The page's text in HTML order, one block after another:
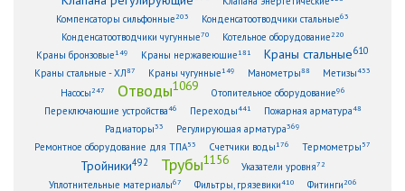
Компенсаторы сильфонные 203 Конденсатоотводчики стальные63
Конденсатоотводчики чугунные70 Котельное оборудование 220
Краны бронзовые149 Краны нержавеющие181 Краны стальные610
Краны стальные - ХЛ87 Краны чугунные149 Манометры88 Метизы433
Насосы 247 Отводы1069 Отопительное оборудование96
Переключающие устройства46 Переходы441 Пожарная арматура48
Радиаторы33 Регулирующая арматура369
Ремонтное оборудование для ТПА53 Счетчики воды176 Термометры 57
Тройники492 Трубы1156 Указатели уровня72
Уплотнительные материалы67 Фильтры, грязевики410 Фитинги 206